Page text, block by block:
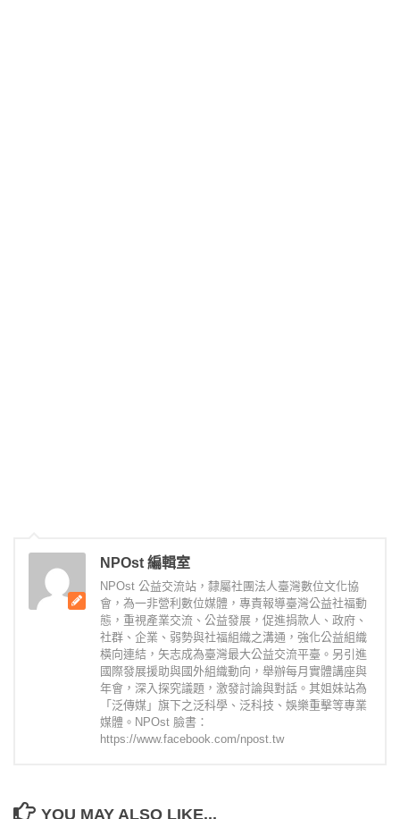
NPOst 編輯室
NPOst 公益交流站，隸屬社團法人臺灣數位文化協
會，為一非營利數位媒體，專責報導臺灣公益社福動
態，重視產業交流、公益發展，促進捐款人、政府、
社群、企業、弱勢與社福組織之溝通，強化公益組織
橫向連結，矢志成為臺灣最大公益交流平臺。另引進
國際發展援助與國外組織動向，舉辦每月實體講座與
年會，深入探究議題，激發討論與對話。其姐妹站為
「泛傳媒」旗下之泛科學、泛科技、娛樂重擊等專業
媒體。NPOst 臉書：
https://www.facebook.com/npost.tw
YOU MAY ALSO LIKE...